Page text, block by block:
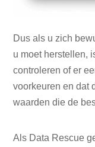
Dus als u zich
u moet herstellen,
controleren of er
voorkeuren en dat
waarden die de
Als Data Rescue